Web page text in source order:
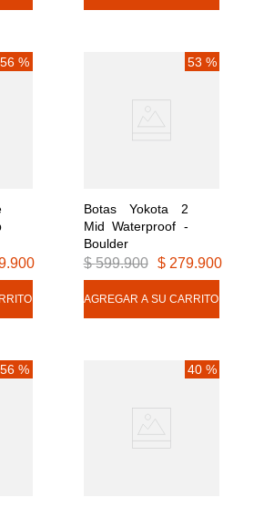
56 %
.900
53 %
Botas Yokota 2
Mid Waterproof -
Boulder
$ 599.900 $ 279.900
56 % 40 %